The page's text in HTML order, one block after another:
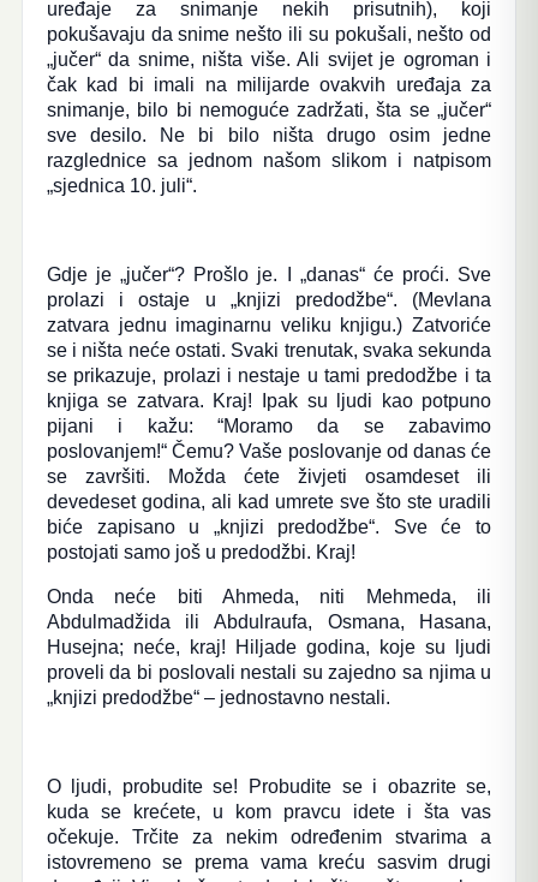
uređaje za snimanje nekih prisutnih), koji
pokušavaju da snime nešto ili su pokušali, nešto od
„jučer“ da snime, ništa više. Ali svijet je ogroman i
čak kad bi imali na milijarde ovakvih uređaja za
snimanje, bilo bi nemoguće zadržati, šta se „jučer“
sve desilo. Ne bi bilo ništa drugo osim jedne
razglednice sa jednom našom slikom i natpisom
„sjednica 10. juli“.
Gdje je „jučer“? Prošlo je. I „danas“ će proći. Sve
prolazi i ostaje u „knjizi predodžbe“. (Mevlana
zatvara jednu imaginarnu veliku knjigu.) Zatvoriće
se i ništa neće ostati. Svaki trenutak, svaka sekunda
se prikazuje, prolazi i nestaje u tami predodžbe i ta
knjiga se zatvara. Kraj! Ipak su ljudi kao potpuno
pijani i kažu: “Moramo da se zabavimo
poslovanjem!“ Čemu? Vaše poslovanje od danas će
se završiti. Možda ćete živjeti osamdeset ili
devedeset godina, ali kad umrete sve što ste uradili
biće zapisano u „knjizi predodžbe“. Sve će to
postojati samo još u predodžbi. Kraj!
Onda neće biti Ahmeda, niti Mehmeda, ili
Abdulmadžida ili Abdulraufa, Osmana, Hasana,
Husejna; neće, kraj! Hiljade godina, koje su ljudi
proveli da bi poslovali nestali su zajedno sa njima u
„knjizi predodžbe“ – jednostavno nestali.
O ljudi, probudite se! Probudite se i obazrite se,
kuda se krećete, u kom pravcu idete i šta vas
očekuje. Trčite za nekim određenim stvarima a
istovremeno se prema vama kreću sasvim drugi